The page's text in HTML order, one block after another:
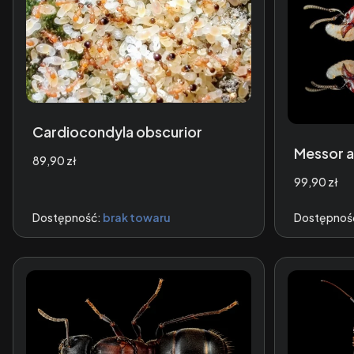
Cardiocondyla obscurior
Cena
89,90 zł
Dostępność: brak towaru
Messor
Cena
99,90 zł